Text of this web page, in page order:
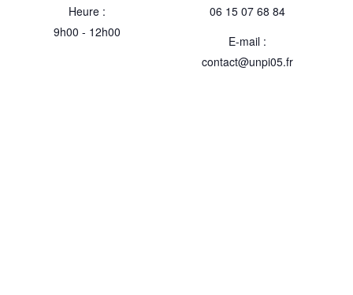
Heure :
9h00 - 12h00
06 15 07 68 84
E-mail :
contact@unpi05.fr